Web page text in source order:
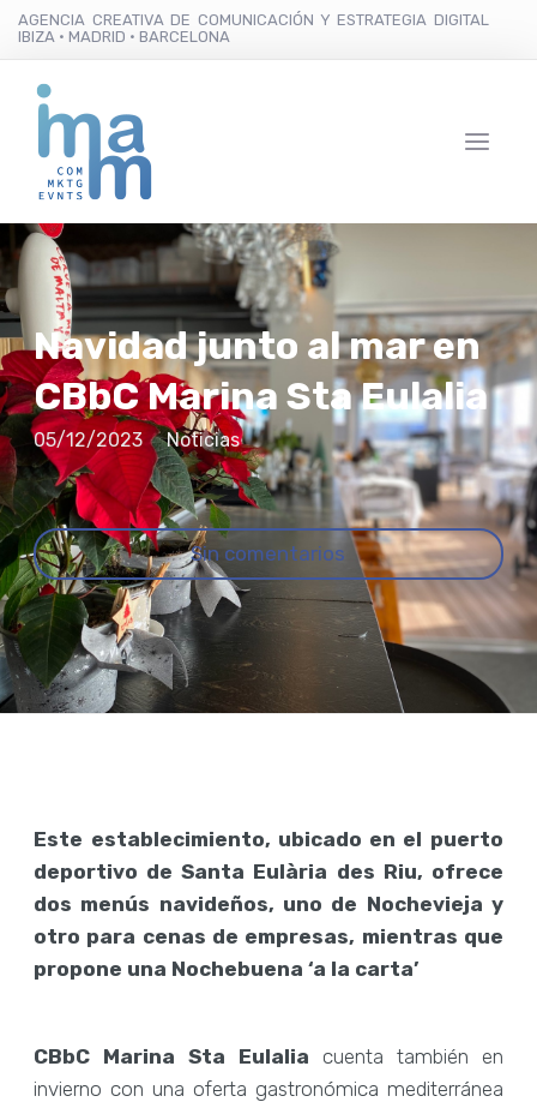
AGENCIA CREATIVA DE COMUNICACIÓN Y ESTRATEGIA DIGITAL
IBIZA · MADRID · BARCELONA
Navidad junto al mar en
CBbC Marina Sta Eulalia
05/12/2023 Noticias
Sin comentarios
Este establecimiento, ubicado en el puerto
deportivo de Santa Eulària des Riu, ofrece
dos menús navideños, uno de Nochevieja y
otro para cenas de empresas, mientras que
propone una Nochebuena ‘a la carta’
CBbC Marina Sta Eulalia cuenta también en
invierno con una oferta gastronómica mediterránea